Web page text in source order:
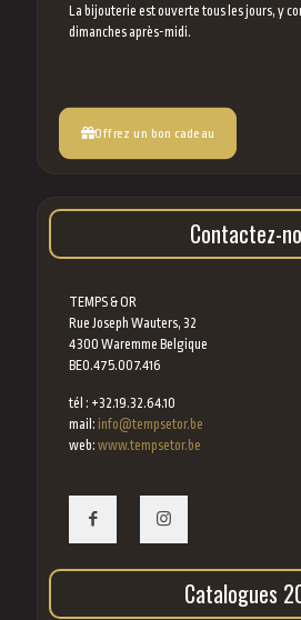
La bijouterie est ouverte tous les jours, y
dimanches après-midi.
Offrez un bon cadeau
Contactez-
TEMPS & OR
Rue Joseph Wauters, 32
4300 Waremme Belgique
BE0.475.007.416
tél : +32.19.32.64.10
mail: info@tempsetor.be
web: www.tempsetor.be
Catalogues